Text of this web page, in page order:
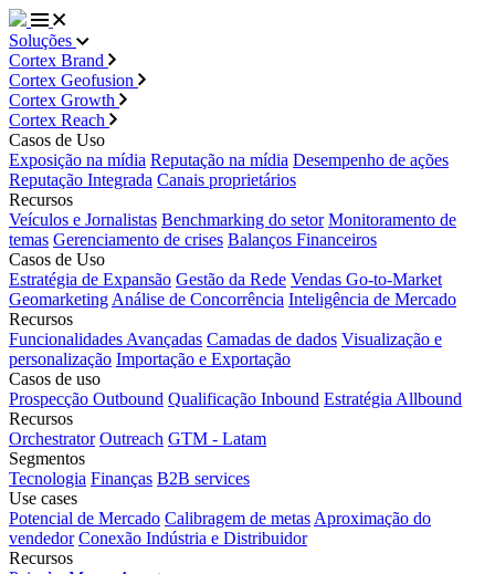
Soluções
Cortex Brand
Cortex Geofusion
Cortex Growth
Cortex Reach
Casos de Uso
Exposição na mídia Reputação na mídia Desempenho de ações
Reputação Integrada Canais proprietários
Recursos
Veículos e Jornalistas Benchmarking do setor Monitoramento de
temas Gerenciamento de crises Balanços Financeiros
Casos de Uso
Estratégia de Expansão Gestão da Rede Vendas Go-to-Market
Geomarketing Análise de Concorrência Inteligência de Mercado
Recursos
Funcionalidades Avançadas Camadas de dados Visualização e
personalização Importação e Exportação
Casos de uso
Prospecção Outbound Qualificação Inbound Estratégia Allbound
Recursos
Orchestrator Outreach GTM - Latam
Segmentos
Tecnologia Finanças B2B services
Use cases
Potencial de Mercado Calibragem de metas Aproximação do
vendedor Conexão Indústria e Distribuidor
Recursos